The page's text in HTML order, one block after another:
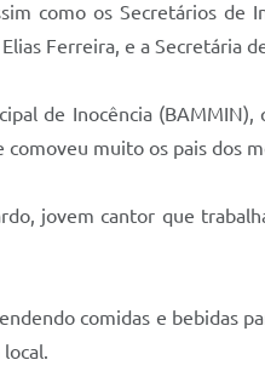
como os Secretários
Ferreira, e a Secretária
de Inocência
muito os pais dos
jovem cantor que
comidas e bebidas